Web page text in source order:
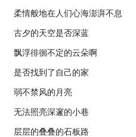
柔情般地在人们心海澎湃不息
古夕的天空是否深蓝
飘浮徘徊不定的云朵啊
是否找到了自己的家
弱不禁风的月亮
无法照亮深邃的小巷
层层的叠叠的石板路